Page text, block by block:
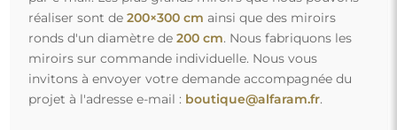
propre flotte de véhicules et de personnel formé, c’est
pourquoi nous pouvons vous garantir que le miroir arrivera
en parfait état, sans frais supplémentaires. Même si vous
commandez un miroir de grande taille, vous pouvez
compter sur une livraison rapide.